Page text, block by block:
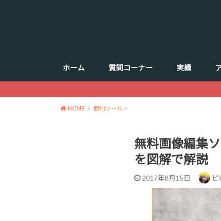
ホーム 質問コーナー 実績
HOME 便利ツール
無料画像編集
を図解で解説
2017年8月15日 ピ